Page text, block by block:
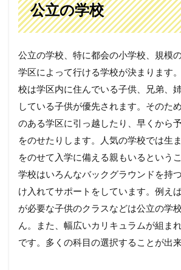
公立の学校
公立の学校、特に都会の小学校、規模
学区によって行ける学校が決まります
校は学区内に住んでいる子供、兄弟、
している子供が優先されます。そのた
のある学区に引っ越したり、早くから
をのせたりします。人気の学校では生
をのせて入学に備える親もいるという
学校はいろんなバックグラウンドを持
け入れてサポートをしています。例え
が必要な子供のクラスなどは公立の学
ん。また、幅広いカリキュラムが組ま
です。多くの科目の選択することが出来